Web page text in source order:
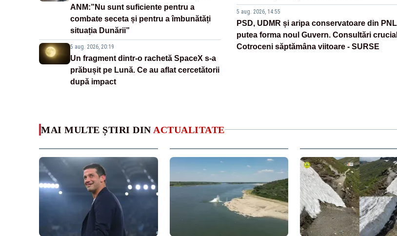
ANM:”Nu sunt suficiente pentru a
combate seceta și pentru a îmbunătăți
situația Dunării”
5 aug. 2026, 20:19
Un fragment dintr-o rachetă SpaceX s-a
prăbușit pe Lună. Ce au aflat cercetătorii
după impact
5 aug. 2026, 14:55
PSD, UDMR și aripa conservatoare din
putea forma noul Guvern. Consultări
Cotroceni săptămâna viitoare - SURSE
MAI MULTE ȘTIRI DIN ACTUALITATE